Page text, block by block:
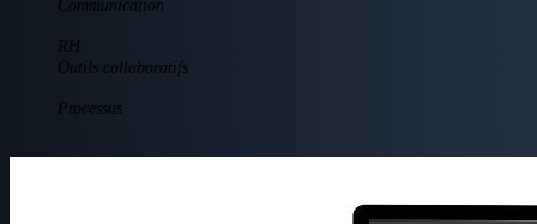
Communication
RH
Outils collaboratifs
Processus